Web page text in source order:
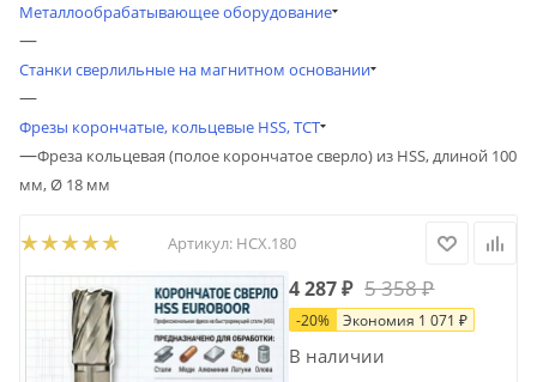
Металлообрабатывающее оборудование
—
Станки сверлильные на магнитном основании
—
Фрезы корончатые, кольцевые HSS, TCT
—Фреза кольцевая (полое корончатое сверло) из HSS, длиной 100
мм, Ø 18 мм
Артикул: HCX.180
4 287₽ 5 358₽
-20% Экономия 1 071 ₽
В наличии